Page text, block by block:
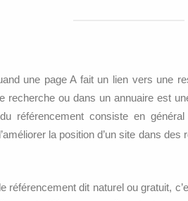
une page A fait un lien vers une
recherche ou dans un annuaire est
référencement consiste en
la position d’un site dans des
dit naturel ou gratuit,